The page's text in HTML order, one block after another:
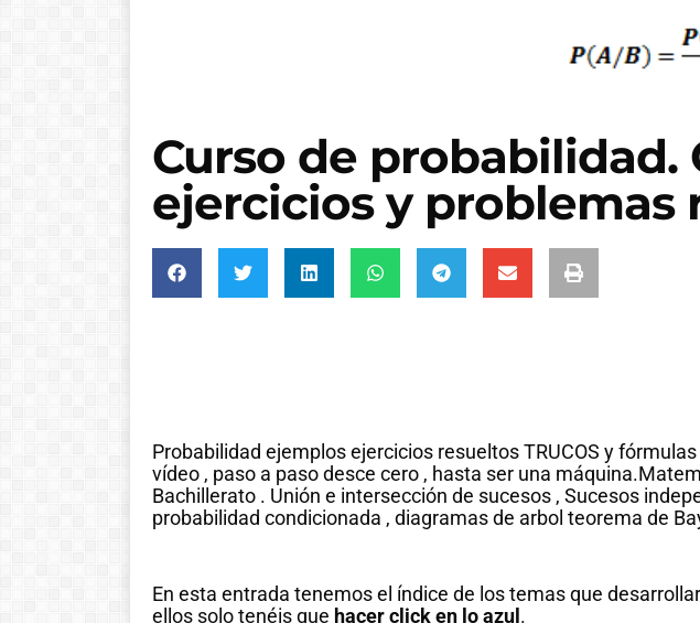
Curso de probabilidad.
ejercicios y problemas
Probabilidad ejemplos ejercicios resueltos TRUCOS y
vídeo , paso a paso desce cero , hasta ser una
Bachillerato . Unión e intersección de sucesos , Sucesos
probabilidad condicionada , diagramas de arbol teorema de
En esta entrada tenemos el índice de los temas que
ellos solo tenéis que hacer click en lo azul.